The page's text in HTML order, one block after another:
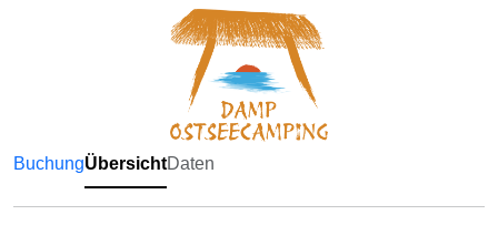
BuchungÜbersichtDaten